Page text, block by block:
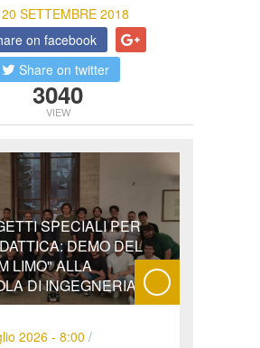
SETTEMBRE 2018
on facebook
Share on twitter
3040
VIEW
SPECIALI PER
DEMO DEL
LIMO" ALLA
DI INGEGNERIA
2026 - 8:00 /